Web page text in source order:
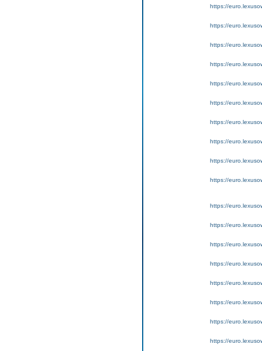
https://
https://
https://
https://
https://
https://
https://
https://
https://
https://
https://
https://
https://
https://
https://
https://
https://
https://